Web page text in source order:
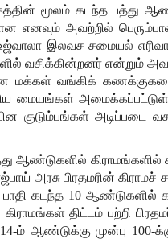
மூலம் கடந்த பத்து
எனவும் அவற்றில்
இலவச சமையல்
வசிக்கின்றனர் என்றும்
மக்கள் வங்கிக்
மையங்கள்
குடும்பங்கள் அடிப்படை
ஆண்டுகளில் கிராமங்களில்
அரசு பிரதமரின் கிராமச்
பாதி கடந்த 10 ஆண்டுகளில்
கிராமங்கள் திட்டம் பற்றி
ம் ஆண்டுக்கு முன்பு 100-